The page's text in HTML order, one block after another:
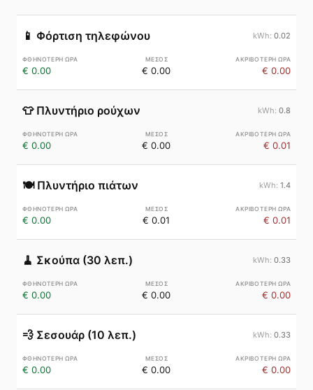
📱 Φόρτιση τηλεφώνου 0.02
€ 0.00 € 0.00 € 0.00
👕 Πλυντήριο ρούχων 0.8
€ 0.00 € 0.00 € 0.01
🍽️ Πλυντήριο πιάτων 1.4
€ 0.00 € 0.01 € 0.01
🧹 Σκούπα (30 λεπ.) 0.33
€ 0.00 € 0.00 € 0.00
💨 Σεσουάρ (10 λεπ.) 0.33
€ 0.00 € 0.00 € 0.00